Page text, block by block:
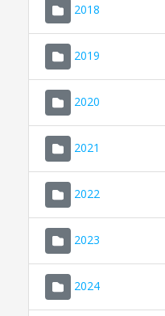
2018
2019
2020
2021
2022
2023
2024